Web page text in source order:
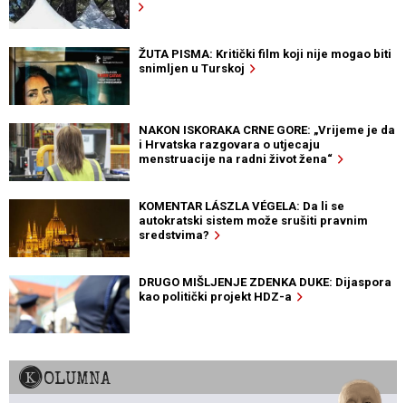
ŽUTA PISMA: Kritički film koji nije mogao biti
snimljen u Turskoj
NAKON ISKORAKA CRNE GORE: „Vrijeme je da
i Hrvatska razgovara o utjecaju
menstruacije na radni život žena“
KOMENTAR LÁSZLA VÉGELA: Da li se
autokratski sistem može srušiti pravnim
sredstvima?
DRUGO MIŠLJENJE ZDENKA DUKE: Dijaspora
kao politički projekt HDZ-a
KOLUMNA